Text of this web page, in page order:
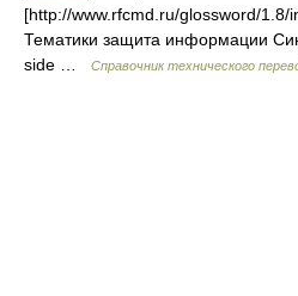
[http://www.rfcmd.ru/glossword/1.8/
Тематики защита информации
side …
Справочник технического